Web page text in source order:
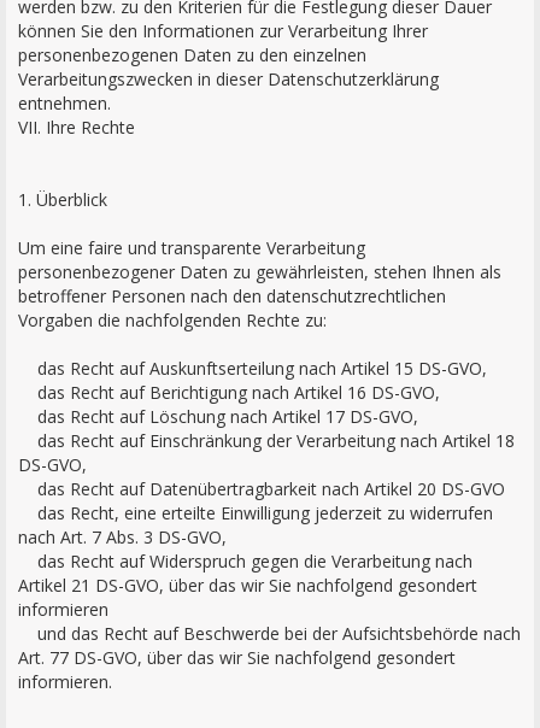
werden bzw. zu den Kriterien für die Festlegung dieser Dauer
können Sie den Informationen zur Verarbeitung Ihrer
personenbezogenen Daten zu den einzelnen
Verarbeitungszwecken in dieser Datenschutzerklärung
entnehmen.
VII. Ihre Rechte
1. Überblick
Um eine faire und transparente Verarbeitung
personenbezogener Daten zu gewährleisten, stehen Ihnen als
betroffener Personen nach den datenschutzrechtlichen
Vorgaben die nachfolgenden Rechte zu:
das Recht auf Auskunftserteilung nach Artikel 15 DS-GVO,
das Recht auf Berichtigung nach Artikel 16 DS-GVO,
das Recht auf Löschung nach Artikel 17 DS-GVO,
das Recht auf Einschränkung der Verarbeitung nach Artikel 18
DS-GVO,
das Recht auf Datenübertragbarkeit nach Artikel 20 DS-GVO
das Recht, eine erteilte Einwilligung jederzeit zu widerrufen
nach Art. 7 Abs. 3 DS-GVO,
das Recht auf Widerspruch gegen die Verarbeitung nach
Artikel 21 DS-GVO, über das wir Sie nachfolgend gesondert
informieren
und das Recht auf Beschwerde bei der Aufsichtsbehörde nach
Art. 77 DS-GVO, über das wir Sie nachfolgend gesondert
informieren.